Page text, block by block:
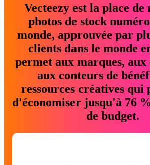
Vecteezy est la place de
photos de stock
monde, approuvée par
clients dans le monde
permet aux marques,
aux conteurs de
ressources créatives qui
d'économiser jusqu'à 76
de budget.